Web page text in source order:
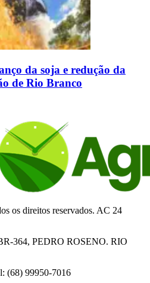
da soja e redução da
de Rio Branco
os direitos reservados. AC 24
364, PEDRO ROSENO. RIO
(68) 99950-7016